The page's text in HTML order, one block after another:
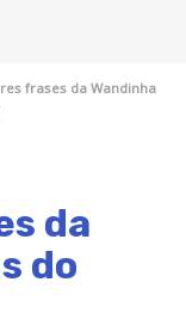
frases da Wandinha
da
do